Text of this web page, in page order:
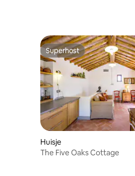
Superhost
Superhost
Huisje
The Five Oaks Cottage